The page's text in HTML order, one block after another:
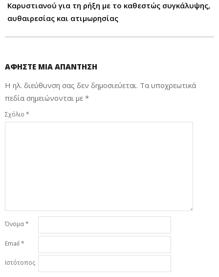
Καρυστιανού για τη ρήξη με το καθεστώς συγκάλυψης,
αυθαιρεσίας και ατιμωρησίας
ΑΦΉΣΤΕ ΜΙΑ ΑΠΆΝΤΗΣΗ
Η ηλ. διεύθυνση σας δεν δημοσιεύεται. Τα υποχρεωτικά
πεδία σημειώνονται με *
Σχόλιο *
Όνομα*
Email *
Ιστότοπος